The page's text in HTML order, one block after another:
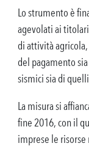
Lo strumento è
agevolati ai
di attività
del pagamento
sismici sia di
La misura si
fine 2016, con il
imprese le